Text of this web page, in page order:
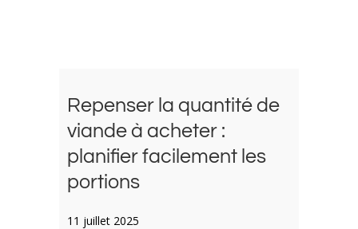
Repenser la quantité de
viande à acheter :
planifier facilement les
portions
11 juillet 2025